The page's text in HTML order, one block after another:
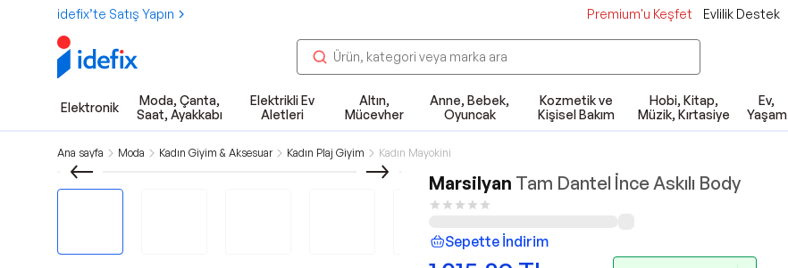
idefix’te Satış Yapın Premium'u Keşfet Evlilik Destek
Elektronik
Moda, Çanta,
Saat, Ayakkabı
Elektrikli Ev
Aletleri
Altın,
Mücevher
Anne, Bebek,
Oyuncak
Kozmetik ve
Kişisel Bakım
Hobi, Kitap,
Müzik, Kırtasiye
Ev,
Yaşam
Ana sayfa Moda Kadın Giyim & Aksesuar Kadın Plaj Giyim Kadın Mayokini
Marsilyan Tam Dantel İnce Askılı Body
Sepette İndirim